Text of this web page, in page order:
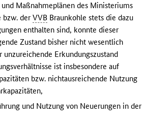
Maßnahmeplänen des Ministeriums
bzw. derVVB Braunkohle stets die dazu
enthalten sind, konnte dieser
Zustand bisher nicht wesentlich
unzureichende Erkundungszustand
ist insbesondere auf
bzw. nichtausreichende Nutzung
und Nutzung von Neuerungen in der